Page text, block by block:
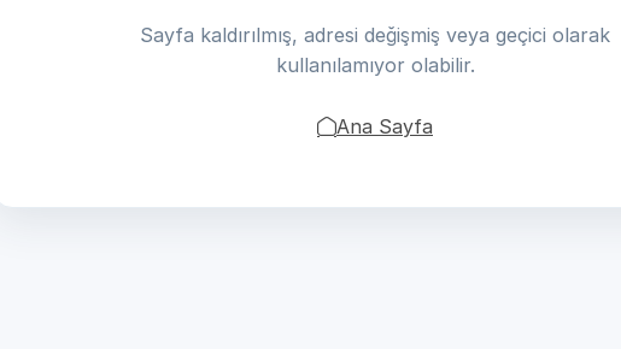
Sayfa kaldırılmış, adresi değişmiş veya geçici olarak
kullanılamıyor olabilir.
Ana Sayfa